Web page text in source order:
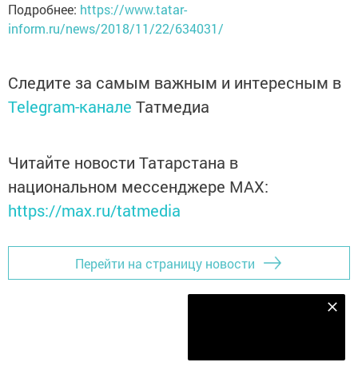
Подробнее: https://www.tatar-
inform.ru/news/2018/11/22/634031/
Следите за самым важным и интересным в
Telegram-канале Татмедиа
Читайте новости Татарстана в
национальном мессенджере MАХ:
https://max.ru/tatmedia
Перейти на страницу новости